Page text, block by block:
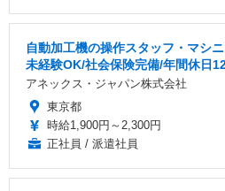
自動加工機の操作スタッフ・マシ
未経験OK/社会保険完備/年間休日
アネックス・ジャパン株式会社
東京都
時給1,900円～2,300円
正社員 / 派遣社員